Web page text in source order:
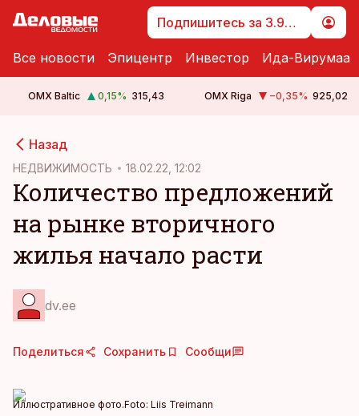
Подпишитесь за 3.99 €
Все новости Эпицентр Инвестор Ида-Вирумаа
OMX Baltic 0,15% 315,43 OMX Riga −0,35% 925,02
Назад
НЕДВИЖИМОСТЬ 18.02.22, 12:02
Количество предложений
на рынке вторичного
жилья начало расти
dv.ee
Поделиться Сохранить Сообщи
Иллюстративное фото.Foto: Liis Treimann